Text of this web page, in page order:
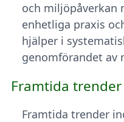
och miljöpåverkan
enhetliga praxis
hjälper i
genomförandet av
Framtida
Framtida trender